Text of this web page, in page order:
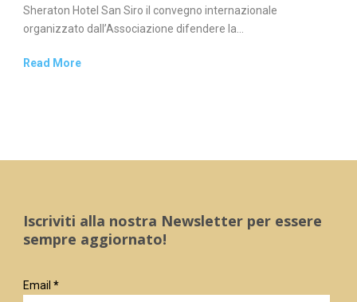
Sheraton Hotel San Siro il convegno internazionale
organizzato dall’Associazione difendere la...
Read More
Iscriviti alla nostra Newsletter per essere
sempre aggiornato!
Email *